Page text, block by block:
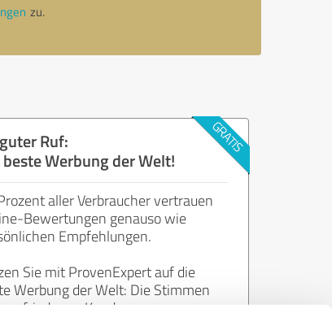
zu.
Ruf:
beste Werbung der Welt!
aller Verbraucher vertrauen
Bewertungen genauso wie
Empfehlungen.
Sie mit ProvenExpert auf die
Werbung der Welt: Die Stimmen
zufriedenen Kunden.